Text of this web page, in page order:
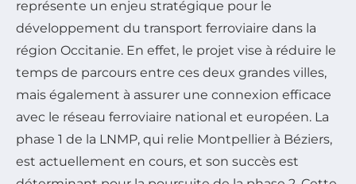
représente un enjeu stratégique pour le
développement du transport ferroviaire dans la
région Occitanie. En effet, le projet vise à réduire le
temps de parcours entre ces deux grandes villes,
mais également à assurer une connexion efficace
avec le réseau ferroviaire national et européen. La
phase 1 de la LNMP, qui relie Montpellier à Béziers,
est actuellement en cours, et son succès est